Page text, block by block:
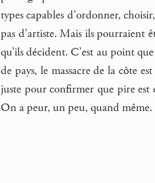
types capables d’ordonner,
pas d’artiste. Mais ils pourraient
qu’ils décident. C’est au point
de pays, le massacre de la côte
juste pour confirmer que pire est
On a peur, un peu, quand même.